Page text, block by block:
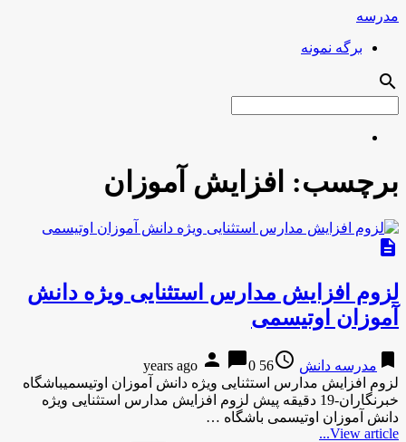
مدرسه
برگه نمونه
search
برچسب: افزایش آموزان
description
لزوم افزایش مدارس استثنایی ویژه دانش
آموزان اوتیسمی
bookmark مدرسه دانش access_time
56 years ago
person chat_bubble0
لزوم افزایش مدارس استثنایی ویژه دانش آموزان اوتیسمیباشگاه
خبرنگاران-19 دقیقه پیش لزوم افزایش مدارس استثنایی ویژه
دانش آموزان اوتیسمی باشگاه …
View article...